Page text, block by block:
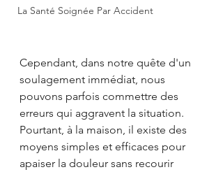
La Santé Soignée Par Accident
Cependant, dans notre quête d'un
soulagement immédiat, nous
pouvons parfois commettre des
erreurs qui aggravent la situation.
Pourtant, à la maison, il existe des
moyens simples et efficaces pour
apaiser la douleur sans recourir